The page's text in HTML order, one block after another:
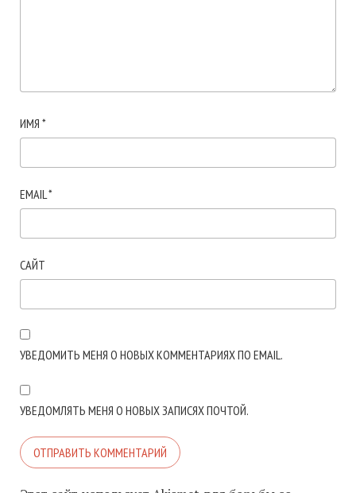
ИМЯ *
EMAIL *
САЙТ
УВЕДОМИТЬ МЕНЯ О НОВЫХ КОММЕНТАРИЯХ ПО EMAIL.
УВЕДОМЛЯТЬ МЕНЯ О НОВЫХ ЗАПИСЯХ ПОЧТОЙ.